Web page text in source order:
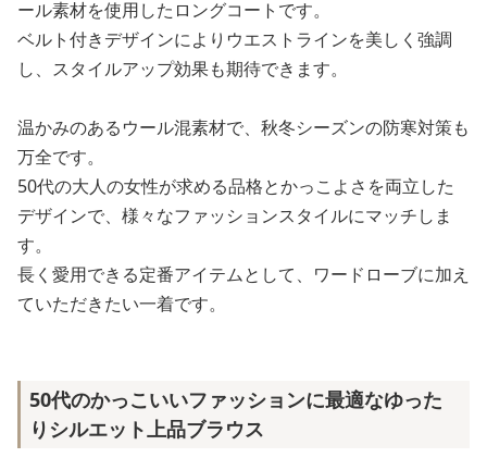
ール素材を使用したロングコートです。
ベルト付きデザインによりウエストラインを美しく強調
し、スタイルアップ効果も期待できます。
温かみのあるウール混素材で、秋冬シーズンの防寒対策も
万全です。
50代の大人の女性が求める品格とかっこよさを両立した
デザインで、様々なファッションスタイルにマッチしま
す。
長く愛用できる定番アイテムとして、ワードローブに加え
ていただきたい一着です。
50代のかっこいいファッションに最適なゆった
りシルエット上品ブラウス